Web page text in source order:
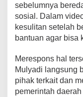
sebelumnya
sosial. Dalam
kesulitan setelah
bantuan agar bisa
Merespons hal
Mulyadi langsung
pihak terkait dan
pemerintah